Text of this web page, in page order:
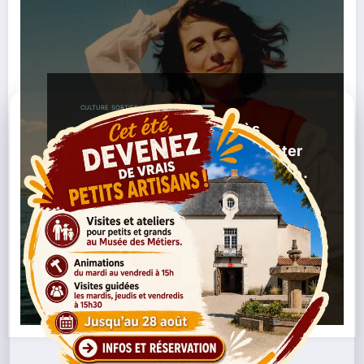
CULTURE SORTIES / AGENDA
Coline Rio : un retour très
attendu au Stéréolux pour fêter
la sortie de son album « Maison
» 28/10/2025 Album Maison,Barbara Pravi
Chanson Française, Coline Rio,Concert 2025,Nantes
Stéréolux,Tournée
Lire la suite